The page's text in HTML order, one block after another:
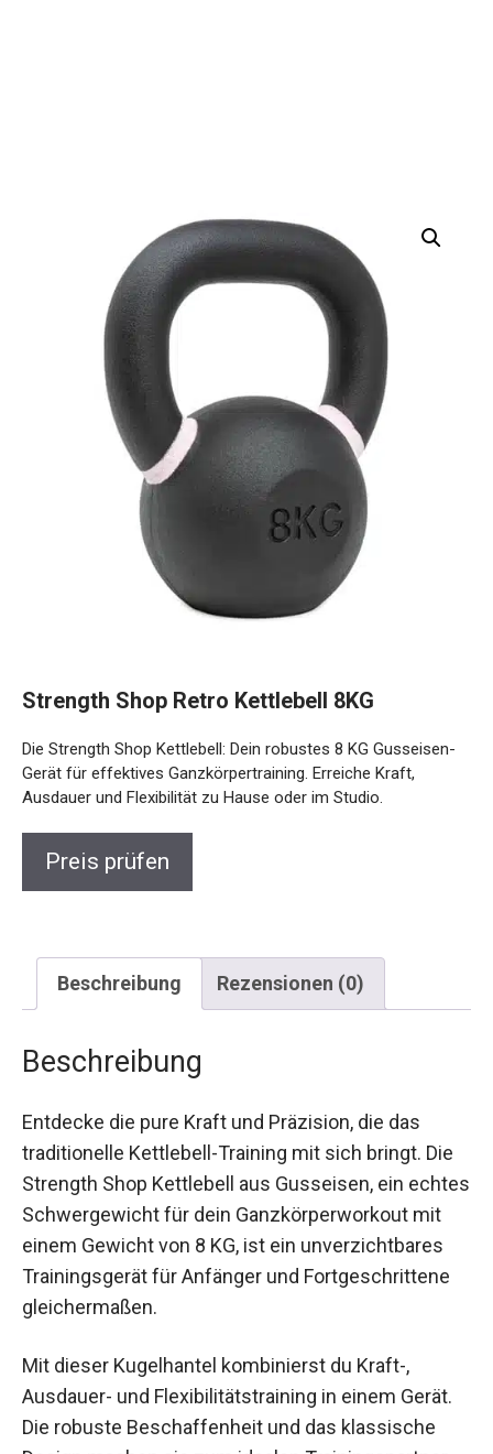
Gusseisen-Gerät für effektives Ganzkörpertraining. Erreiche
Kraft, Ausdauer und Flexibilität zu Hause oder im Studio.
Beschreibung Rezensionen (0)
Beschreibung
traditionelle Kettlebell-Training mit sich bringt. Die
Strength Shop Kettlebell aus Gusseisen, ein
echtes Schwergewicht für dein
Ganzkörperworkout mit einem Gewicht von 8 KG,
ist ein unverzichtbares Trainingsgerät für
Anfänger und Fortgeschrittene gleichermaßen.
Ausdauer- und Flexibilitätstraining in einem Gerät.
Die robuste Beschaffenheit und das klassische
Design machen sie zum idealen Trainingspartner